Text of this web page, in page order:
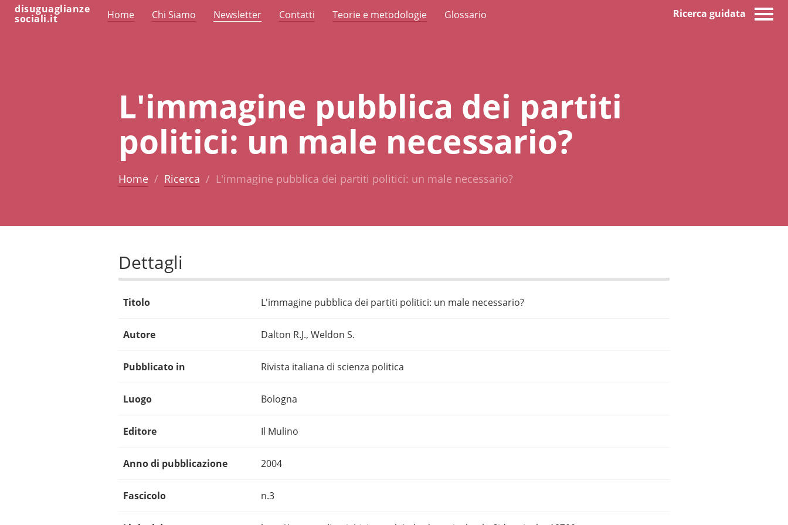
disuguaglianze
sociali.it Home Chi Siamo Newsletter Contatti Teorie e metodologie Glossario Ricerca guidata
L'immagine pubblica dei partiti
politici: un male necessario?
Home Ricerca L'immagine pubblica dei partiti politici: un male necessario?
Dettagli
Titolo L'immagine pubblica dei partiti politici: un male necessario?
Autore Dalton R.J., Weldon S.
Pubblicato in Rivista italiana di scienza politica
Luogo Bologna
Editore Il Mulino
Anno di pubblicazione 2004
Fascicolo n.3